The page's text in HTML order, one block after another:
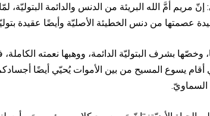
مريم أمَّ الله البريئة من الدنس والدائمة
عصمتها من دنس الخطيئة الأصليّة وأيضًا عقيدة
وخصّها بشرف البتوليّة الدائمة، ووهبها نعمته
السماويّ.